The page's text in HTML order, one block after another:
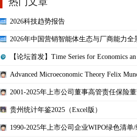
热门文章
2026科技趋势报告
2026年中国营销智能体生态与厂商能力全
【论坛首发】Time Series for Economics
Advanced Microeconomic Theory Felix
2001-2025年上市公司董事高管责任保险
贵州统计年鉴2025（Excel版）
1990-2025年上市公司企业WIPO绿色清单